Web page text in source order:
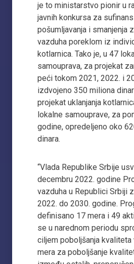
je to ministarstvo pionir u
javnih konkursa za
pošumljavanja i smanjenja
vazduha poreklom iz
kotlarnica. Tako je, u 47
samouprava, za projekat
peći tokom 2021, 2022. i
izdvojeno 350 miliona
projekat uklanjanja
lokalne samouprave, za
godine, opredeljeno oko
dinara.
“Vlada Republike Srbije
decembru 2022. godine
vazduha u Republici Srbiji
2022. do 2030. godine.
definisano 17 mera i 49
se u narednom periodu
ciljem poboljšanja kvaliteta
mera za poboljšanje